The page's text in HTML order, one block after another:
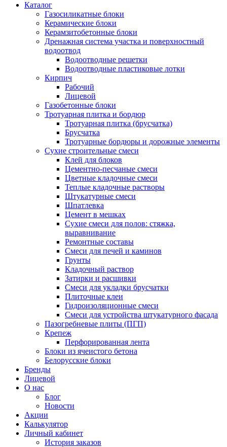
Каталог
Газосиликатные блоки
Керамические блоки
Керамзитобетонные блоки
Дренажная система участка и поверхностный
водоотвод
Водоотводные решетки
Водоотводные пластиковые лотки
Кирпич
Рабочий
Лицевой
Газобетонные блоки
Тротуарная плитка и бордюр
Тротуарная плитка (брусчатка)
Брусчатка
Тротуарные бордюры и дорожные элементы
Сухие строительные смеси
Клей для блоков
Цементно-песчаные смеси
Цветные кладочные смеси
Теплые кладочные растворы
Штукатурные смеси
Шпатлевка
Цемент в мешках
Сухие смеси для полов: стяжка,
выравнивание
Ремонтные составы
Смеси для печей и каминов
Грунты
Кладочный раствор
Затирки и расшивки
Смеси для укладки брусчатки
Плиточные клеи
Гидроизоляционные смеси
Смеси для устройства штукатурного фасада
Пазогребневые плиты (ПГП)
Крепеж
Перфорированная лента
Блоки из ячеистого бетона
Белорусские блоки
Бренды
Лицевой
О нас
Блог
Новости
Акции
Калькулятор
Личный кабинет
История заказов